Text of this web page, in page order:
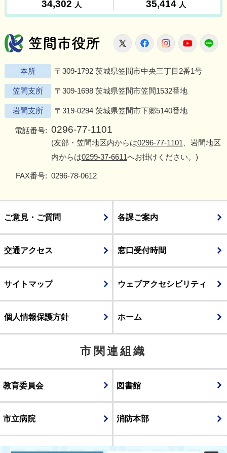
笠間市役所
X FacebookInstagram
本所 〒309-1792 茨城県笠間市中央三丁目2番1号
笠間支所 〒309-1698 茨城県笠間市笠間1532番地
岩間支所 〒319-0294 茨城県笠間市下郷5140番地
電話番号: 0296-77-1101
(友部・笠間地区内からは0296-77-1101 、岩間地区
内からは0299-37-6611へお掛けください。)
FAX番号: 0296-78-0612
ご意見・ご質問 各課ご案内
交通アクセス 窓口受付時間
サイトマップ ウェブアクセシビリティ
個人情報保護方針 ホーム
市関連組織
教育委員会 図書館
市立病院 消防本部